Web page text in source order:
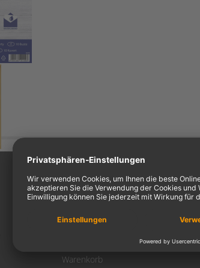
Mein Konto
Mein Konto
Warenkorb